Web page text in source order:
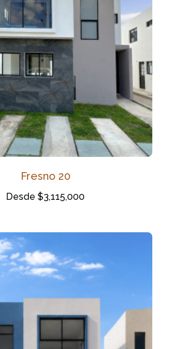
Fresno 20
Desde $3,115,000